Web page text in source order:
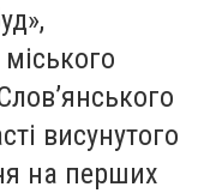
висунутого
на перших